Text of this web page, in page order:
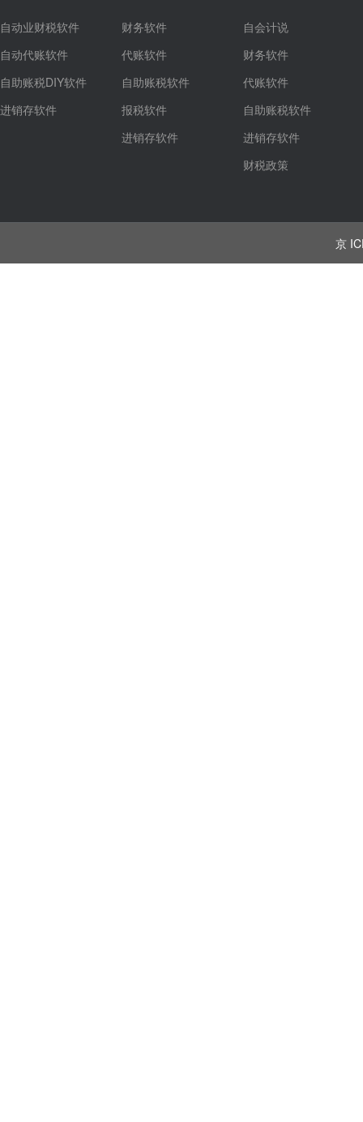
自动业财税软件
自动代账软件
自助账税DIY软件
进销存软件
财务软件
代账软件
自助账税软件
报税软件
进销存软件
自会计说
财务软件
代账软件
自助账税软件
进销存软件
财税政策
京